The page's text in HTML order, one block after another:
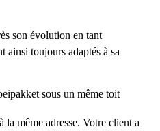
son évolution en tant
ainsi toujours adaptés à sa
sous un même toit
même adresse. Votre client a